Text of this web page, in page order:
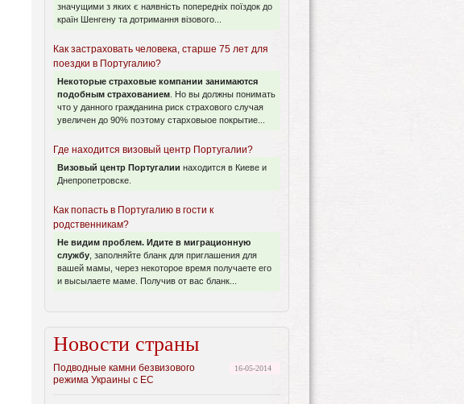
значущими з яких є наявність попередніх поїздок до
країн Шенгену та дотримання візового...
Как застраховать человека, старше 75 лет для
поездки в Португалию?
Некоторые страховые компании занимаются
подобным страхованием . Но вы должны понимать
что у данного гражданина риск страхового случая
увеличен до 90% поэтому старховыое покрытие...
Где находится визовый центр Португалии?
Визовый центр Португалии находится в Киеве и
Днепропетровске.
Как попасть в Португалию в гости к
родственникам?
Не видим проблем. Идите в миграционную
службу , заполняйте бланк для приглашения для
вашей мамы, через некоторое время получаете его
и высылаете маме. Получив от вас бланк...
Новости страны
16-05-2014
Подводные камни безвизового
режима Украины с ЕС